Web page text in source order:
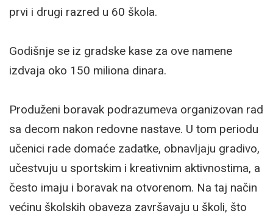
prvi i drugi razred u 60 škola.
Godišnje se iz gradske kase za ove namene
izdvaja oko 150 miliona dinara.
Produženi boravak podrazumeva organizovan rad
sa decom nakon redovne nastave. U tom periodu
učenici rade domaće zadatke, obnavljaju gradivo,
učestvuju u sportskim i kreativnim aktivnostima, a
često imaju i boravak na otvorenom. Na taj način
većinu školskih obaveza završavaju u školi, što